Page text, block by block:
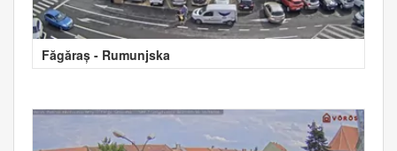
Făgăraș - Rumunjska